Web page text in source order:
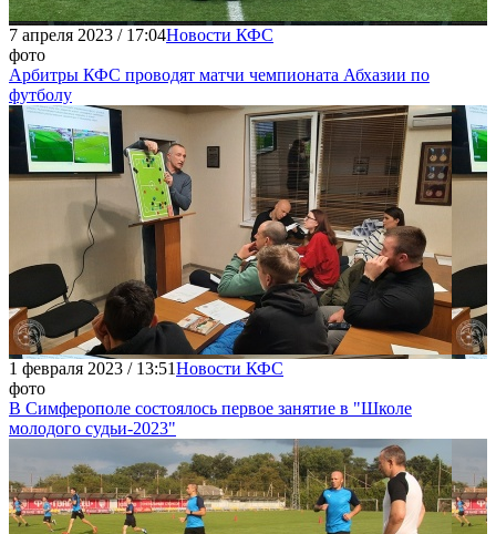
7 апреля 2023 / 17:04Новости КФС
фото
Арбитры КФС проводят матчи чемпионата Абхазии по
футболу
1 февраля 2023 / 13:51Новости КФС
фото
В Симферополе состоялось первое занятие в "Школе
молодого судьи-2023"